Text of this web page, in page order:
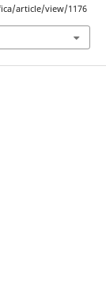
article/view/1176